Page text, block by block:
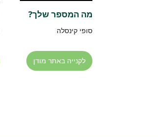
מה המספר שלך?
סופי קינסלה
לקנייה באתר מודן